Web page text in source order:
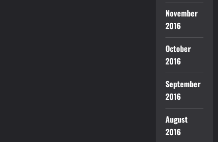
November
2016
October
2016
September
2016
August
2016